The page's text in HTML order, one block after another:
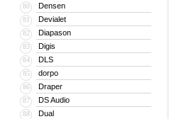
80 Densen
81 Devialet
82 Diapason
83 Digis
84 DLS
85 dorpo
86 Draper
87 DS Audio
88 Dual